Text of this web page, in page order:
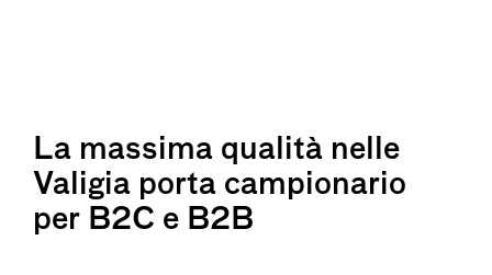
La massima qualità nelle
Valigia porta campionario
per B2C e B2B